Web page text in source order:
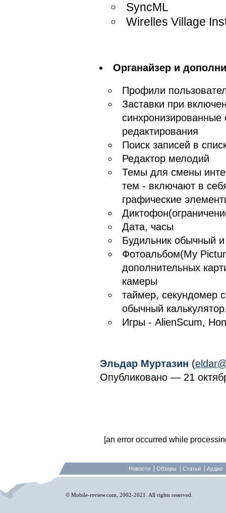
SyncML
Wirelles Village
Органайзер и
Профили
Заставки при
редактирования
Поиск записей в
Редактор мелодий
Темы для смены
тем - включают в
графические
Дата, часы
Будильник обычный
Фотоальбом(My
дополнительных
камеры
таймер, секундомер
обычный
Игры - AlienScum,
Эльдар Муртазин (
Опубликовано — 21
[an error occurred while
Новости Обзоры Статьи Аудио
© Mobile-review.com, 2002-2021. All rights reserved.